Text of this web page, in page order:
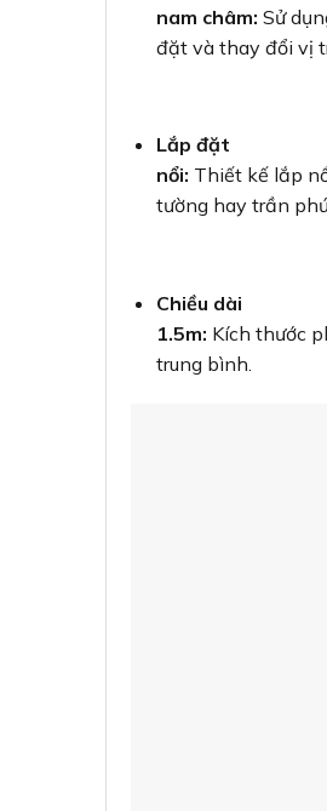
nam châm: Sử
đặt và thay đổi vị
Lắp đặt
nổi: Thiết kế lắp
tường hay trần
Chiều dài
1.5m: Kích thước
trung bình.